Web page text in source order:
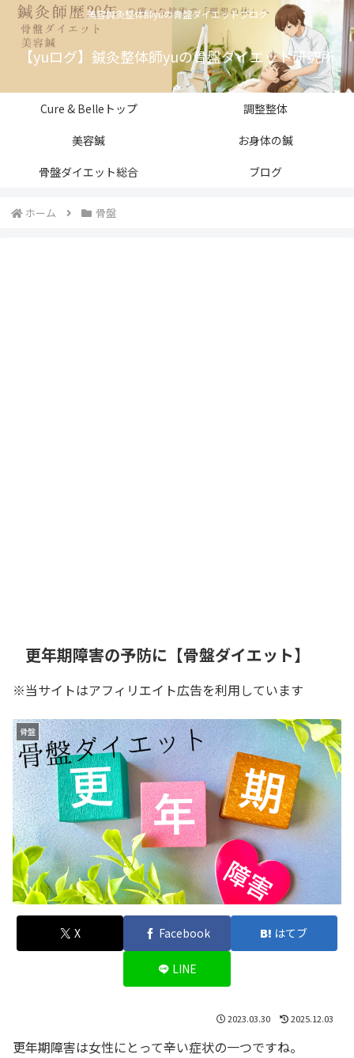
美容鍼灸整体師yuの骨盤ダイエットブログ
【yuログ】鍼灸整体師yuの骨盤ダイエット研究所
Cure & Belleトップ
調整整体
美容鍼
お身体の鍼
骨盤ダイエット総合
ブログ
ホーム 骨盤
更年期障害の予防に【骨盤ダイエット】
※当サイトはアフィリエイト広告を利用しています
骨盤
X Facebook はてブ
LINE
2023.03.30 2025.12.03
更年期障害は女性にとって辛い症状の一つですね。